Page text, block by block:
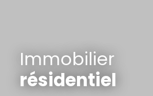
Immobilier
résidentiel